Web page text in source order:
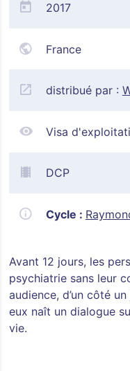
2017
France
distribué par :
Visa
DCP
Cycle :
Avant 12 jours, les
psychiatrie sans leur
audience, d’un côté
eux naît un dialogue
vie.